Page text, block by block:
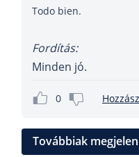
Todo bien.
Fordítás:
Minden jó.
0
Továbbiak